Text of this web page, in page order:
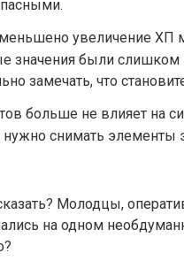
увеличение ХП
значения были
замечать, что
больше не влияет на
снимать элементы
Молодцы,
на одном